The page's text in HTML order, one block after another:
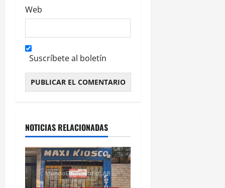
Web
Suscríbete al boletín
NOTICIAS RELACIONADAS